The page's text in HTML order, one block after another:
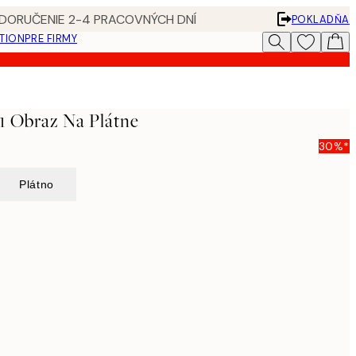
2-4 PRACOVNÝCH DNÍ
POKLADŇA
PRE FIRMY
Obraz Na Plátne
30%*
Plátno